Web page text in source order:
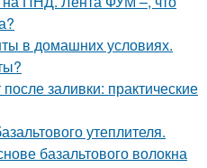
в домашних условиях.
заливки: практические
утеплителя.
базальтового волокна